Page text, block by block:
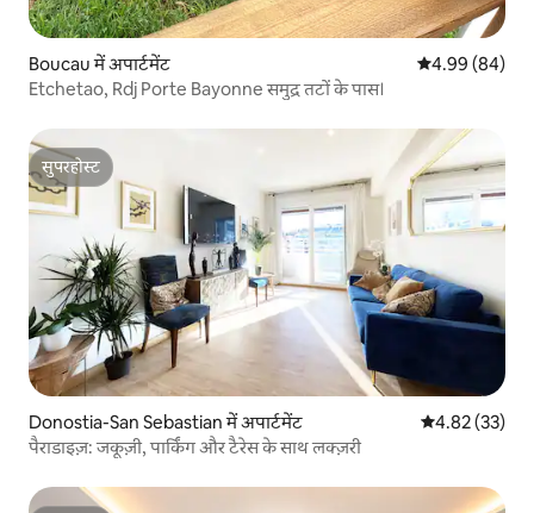
Boucau में अपार्टमेंट औसत रेटिंग 5 में
4.99 (84)
Etchetao, Rdj Porte Bayonne समुद्र तटों के पास।
सुपरहोस्ट
सुपरहोस्ट
Donostia-San Sebastian में अपार्टमेंट औसत रेटिंग 5 में
4.82 (33)
पैराडाइज़: जकूज़ी, पार्किंग और टैरेस के साथ लक्ज़री